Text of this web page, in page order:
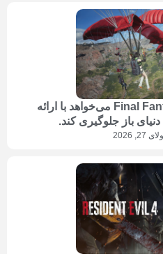
کارگردان Final Fantasy 7 Revelation می‌خواهد با ارائه
باز جلوگیری کند.
27, 2026